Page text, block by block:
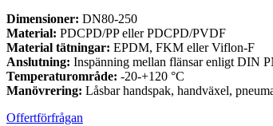
Dimensioner: DN80-250
Material: PDCPD/PP eller PDCPD/PVDF
Material tätningar: EPDM, FKM eller Viflon-F
Anslutning: Inspänning mellan flänsar enligt DIN
Temperaturområde: -20-+120 °C
Manövrering: Låsbar handspak, handväxel,
Offertförfrågan